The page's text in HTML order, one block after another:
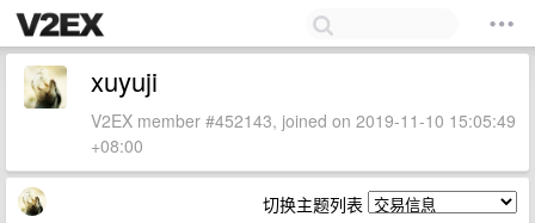
xuyuji
V2EX member #452143, joined on 2019-11-10 15:05:49
+08:00
切换主题列表